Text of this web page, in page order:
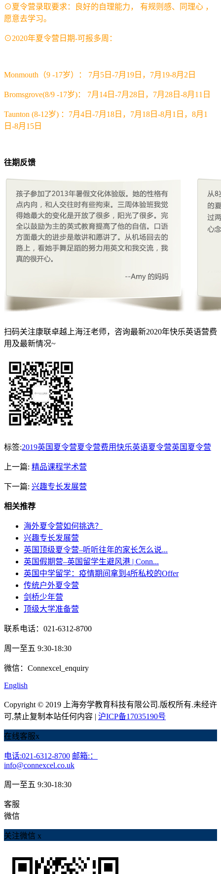
⊙夏令营录取要求：良好的自理能力， 有规则感、同理心 ，
愿意去学习。
⊙2020年夏令营日期-可报多周：
Monmouth（9 -17岁）： 7月5日-7月19日，7月19-8月2日
Bromsgrove(8/9 -17岁)： 7月14日-7月28日，7月28日-8月11日
Taunton (8-12岁) ：7月4日-7月18日，7月18日-8月1日，8月1
日-8月15日
往期反馈
扫码关注康联卓越上海汪老师，咨询最新2020年快乐英语营费
用及最新情况~
标签:2019英国夏令营夏令营费用快乐英语夏令营英国夏令营
上一篇: 精品课程学术营
下一篇: 兴趣专长发展营
相关推荐
海外夏令营如何挑选？
兴趣专长发展营
英国顶级夏令营–听听往年的家长怎么说...
英国假期营–英国留学生避风港 | Conn...
英国中学留学：疫情期间拿到4所私校的Offer
传统户外夏令营
剑桥少年营
顶级大学准备营
联系电话：021-6312-8700
周一至五 9:30-18:30
微信：Connexcel_enquiry
English
Copyright © 2019 上海夯学教育科技有限公司.版权所有.未经许
可,禁止复制本站任何内容 | 沪ICP备17035190号
在线客服x
电话:021-6312-8700 邮箱:：
info@connexcel.co.uk
周一至五 9:30-18:30
客服
微信
关注微信 x